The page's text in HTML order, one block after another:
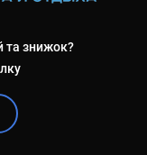
та знижок?